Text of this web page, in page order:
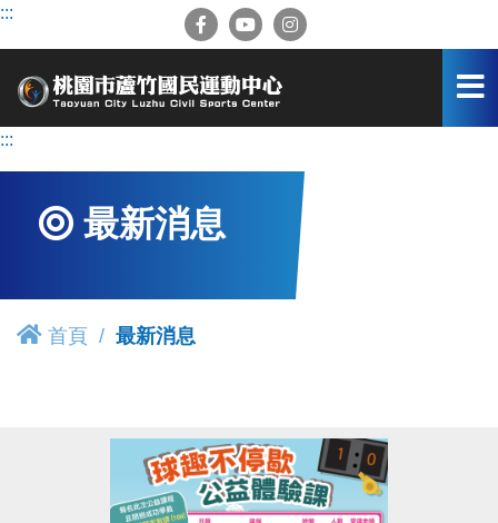
跳
容
:::
:::
最新消息
首頁 最新消息